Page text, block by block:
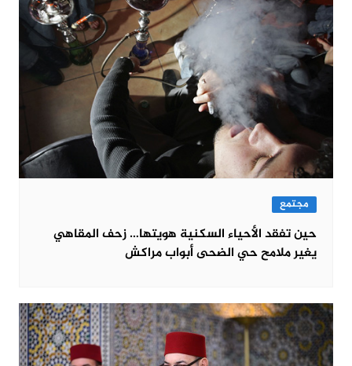
مجتمع
حين تفقد الأحياء السكنية هويتها… زحف المقاهي
يغير ملامح حي الضحى أبواب مراكش